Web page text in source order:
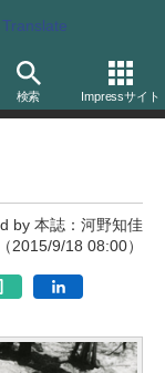
Translate
検索 Impressサイト
by 本誌：河野知佳
（2015/9/18 08:00）